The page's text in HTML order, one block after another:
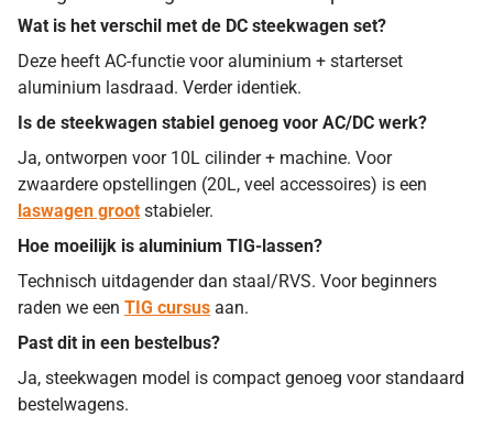
Wat is het verschil met de DC steekwagen set?
Deze heeft AC-functie voor aluminium + starterset
aluminium lasdraad. Verder identiek.
Is de steekwagen stabiel genoeg voor AC/DC werk?
Ja, ontworpen voor 10L cilinder + machine. Voor
zwaardere opstellingen (20L, veel accessoires) is een
laswagen groot stabieler.
Hoe moeilijk is aluminium TIG-lassen?
Technisch uitdagender dan staal/RVS. Voor beginners
raden we een TIG cursus aan.
Past dit in een bestelbus?
Ja, steekwagen model is compact genoeg voor standaard
bestelwagens.